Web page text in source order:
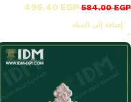
584.00EGP
496.40 EGP
إضافة إلى السلة